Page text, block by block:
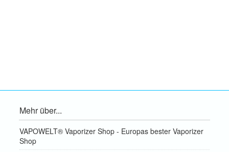
Mehr über...
VAPOWELT® Vaporizer Shop - Europas bester Vaporizer
Shop